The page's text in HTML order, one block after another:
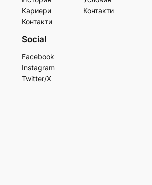
Кариери
Контакти
Контакти
Social
Facebook
Instagram
Twitter/X